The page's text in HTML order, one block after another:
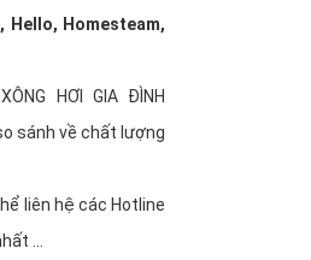
Hello, Homesteam,
HƠI GIA ĐÌNH
sánh về chất lượng
liên hệ các Hotline
...